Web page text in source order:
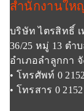
สำนักงานให
บริษัท ไตรสิทธิ์ เ
36/25 หมู่ 13 ตำ
อำเภอลำลูกกา
• โทรศัพท์ 0
• โทรสาร 0